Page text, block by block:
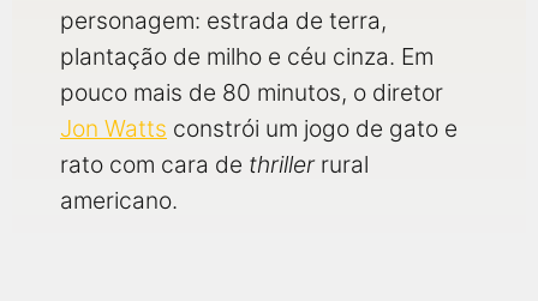
personagem: estrada de terra,
plantação de milho e céu cinza. Em
pouco mais de 80 minutos, o diretor
Jon Watts constrói um jogo de gato e
rato com cara de thrillerrural
americano.